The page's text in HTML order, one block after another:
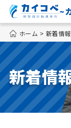
~
ホーム > 新着情報
新着情